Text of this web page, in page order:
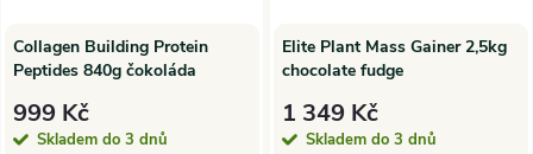
p
r
p
r
Collagen Building Protein
Peptides 840g čokoláda
999 Kč
Skladem do 3 dnů
Elite Plant Mass Gainer 2,5kg
chocolate fudge
1 349 Kč
Skladem do 3 dnů